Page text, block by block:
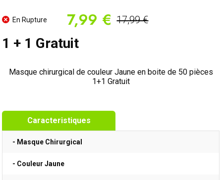
En Rupture 7,99 € 17,99 €
1 + 1 Gratuit
Masque chirurgical de couleur Jaune en boite de 50 pièces
1+1 Gratuit
Caracteristiques
- Masque Chirurgical
- Couleur Jaune